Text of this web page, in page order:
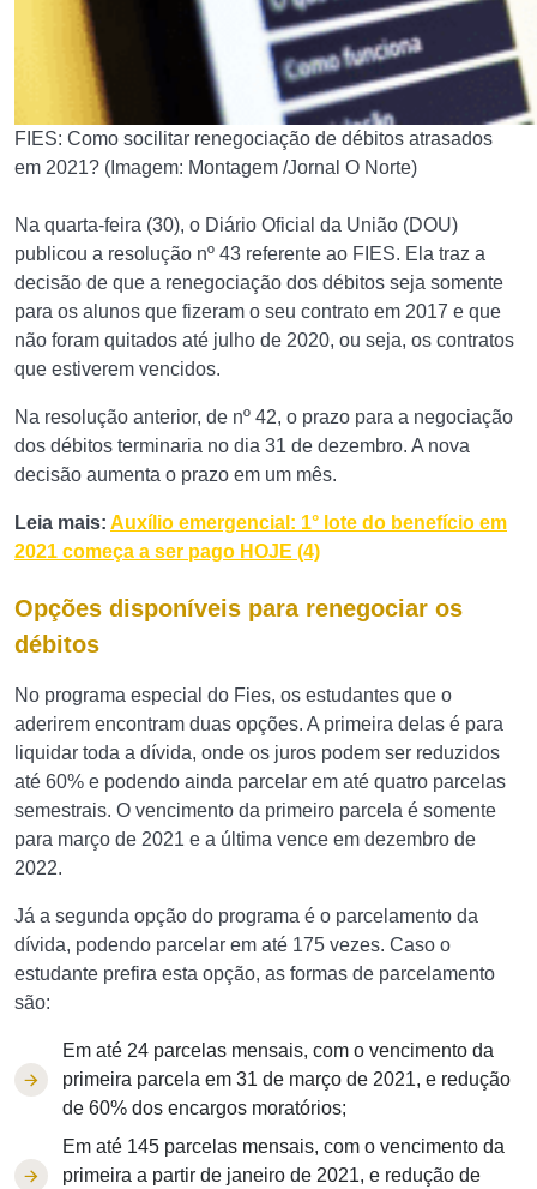
FIES: Como socilitar renegociação de débitos atrasados
em 2021? (Imagem: Montagem /Jornal O Norte)
Na quarta-feira (30), o Diário Oficial da União (DOU)
publicou a resolução nº 43 referente ao FIES. Ela traz a
decisão de que a renegociação dos débitos seja somente
para os alunos que fizeram o seu contrato em 2017 e que
não foram quitados até julho de 2020, ou seja, os contratos
que estiverem vencidos.
Na resolução anterior, de nº 42, o prazo para a negociação
dos débitos terminaria no dia 31 de dezembro. A nova
decisão aumenta o prazo em um mês.
Leia mais: Auxílio emergencial: 1° lote do benefício em
2021 começa a ser pago HOJE (4)
Opções disponíveis para renegociar os
débitos
No programa especial do Fies, os estudantes que o
aderirem encontram duas opções. A primeira delas é para
liquidar toda a dívida, onde os juros podem ser reduzidos
até 60% e podendo ainda parcelar em até quatro parcelas
semestrais. O vencimento da primeiro parcela é somente
para março de 2021 e a última vence em dezembro de
2022.
Já a segunda opção do programa é o parcelamento da
dívida, podendo parcelar em até 175 vezes. Caso o
estudante prefira esta opção, as formas de parcelamento
são:
Em até 24 parcelas mensais, com o vencimento da
primeira parcela em 31 de março de 2021, e redução
de 60% dos encargos moratórios;
Em até 145 parcelas mensais, com o vencimento da
primeira a partir de janeiro de 2021, e redução de